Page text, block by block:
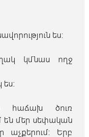
ես։
կմնաս ողջ
հաճախ ծուռ
են մեր սեփական
Երբ